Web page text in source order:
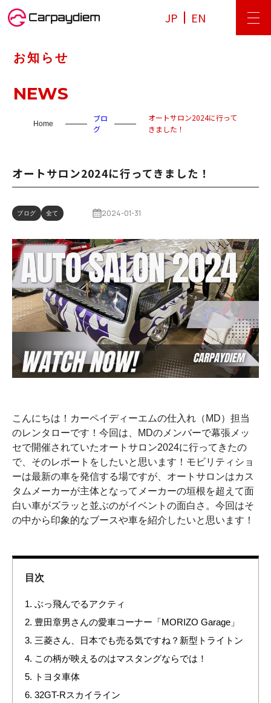
JP EN
お知らせ
NEWS
Home
ブロ
グ
オートサロン2024に行って
きました！
オートサロン2024に行ってきました！
ブログ 全て 2024-01-31
こんにちは！カーペイディーエムの仕入れ（MD）担当
のレンタローです！今回は、MDのメンバーで幕張メッ
セで開催されていたオートサロン2024に行ってきたの
で、そのレポートをしたいと思います！モビリティショ
ーは最新の車を発信する場ですが、オートサロンはカス
タムメーカーが主体となってメーカーの垣根を超えて面
白い車がズラッと並ぶのがイベントの面白さ。今回はそ
の中から印象的なブースや車を紹介したいと思います！
目次
1. ぶっ飛んでるアクティ
2. 豊田章男さんの愛車コーナー「MORIZO Garage」
3. 三菱さん、日本でも売る気ですね？新型トライトン
4. この柄が映えるのはマスタングならでは！
5. トヨタ車体
6. 32GT-Rスカイライン